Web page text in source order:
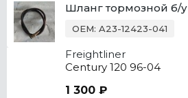
Шланг тормозной б/у
OEM: A23-12423-041
Freightliner
Century 120 96-04
1 300 ₽